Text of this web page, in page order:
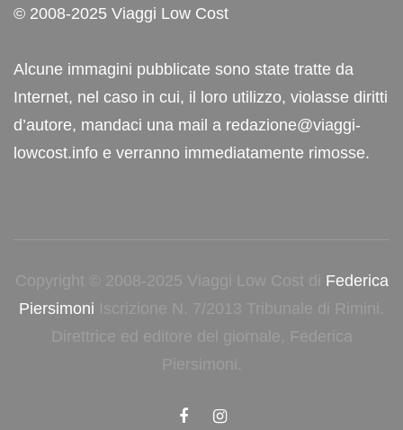
© 2008-2025 Viaggi Low Cost
Alcune immagini pubblicate sono state tratte da
Internet, nel caso in cui, il loro utilizzo, violasse diritti
d’autore, mandaci una mail a redazione@viaggi-
lowcost.info e verranno immediatamente rimosse.
Copyright © 2008-2025 Viaggi Low Cost di Federica
Piersimoni Iscrizione N. 7/2013 Tribunale di Rimini.
Direttrice ed editore del giornale, Federica
Piersimoni.